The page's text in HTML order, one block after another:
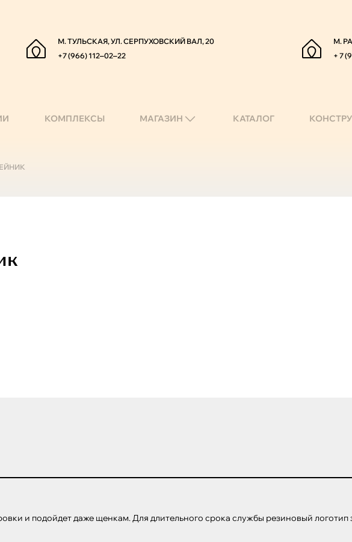
М. ТУЛЬСКАЯ, УЛ. СЕРПУХОВСКИЙ ВАЛ, 20
+7 (966) 112‒02‒22
М.
+ 7
КОМПЛЕКСЫ МАГАЗИН КАТАЛОГ
и подойдет даже щенкам. Для длительного срока службы резиновый